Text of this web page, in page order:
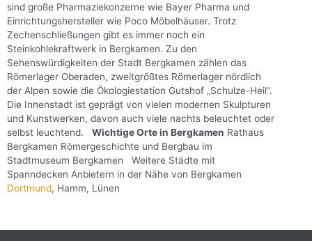
sind große Pharmaziekonzerne wie Bayer Pharma und
Einrichtungshersteller wie Poco Möbelhäuser. Trotz
Zechenschließungen gibt es immer noch ein
Steinkohlekraftwerk in Bergkamen. Zu den
Sehenswürdigkeiten der Stadt Bergkamen zählen das
Römerlager Oberaden, zweitgrößtes Römerlager nördlich
der Alpen sowie die Ökologiestation Gutshof „Schulze-Heil“.
Die Innenstadt ist geprägt von vielen modernen Skulpturen
und Kunstwerken, davon auch viele nachts beleuchtet oder
selbst leuchtend. Wichtige Orte in Bergkamen Rathaus
Bergkamen Römergeschichte und Bergbau im
Stadtmuseum Bergkamen Weitere Städte mit
Spanndecken Anbietern in der Nähe von Bergkamen
Dortmund, Hamm, Lünen